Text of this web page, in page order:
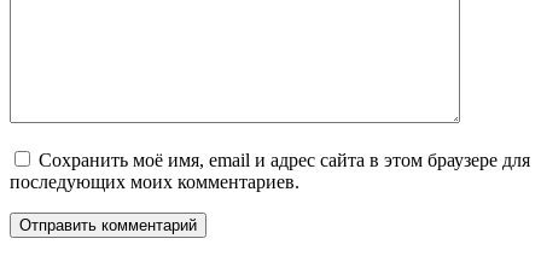
Сохранить моё имя, email и адрес сайта в этом браузере для
последующих моих комментариев.